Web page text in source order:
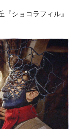
ショコラフィル』